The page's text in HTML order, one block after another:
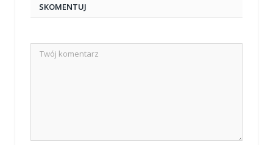
SKOMENTUJ